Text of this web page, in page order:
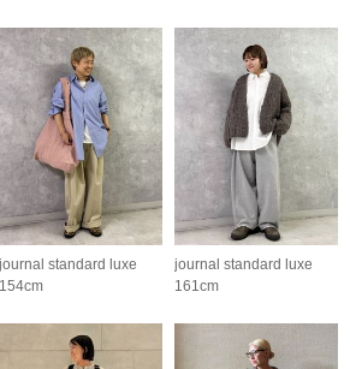
journal standard luxe
154cm
journal standard luxe
161cm